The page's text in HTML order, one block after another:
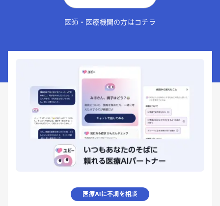
医師・医療機関の方はコチラ
医療AIに不調を相談